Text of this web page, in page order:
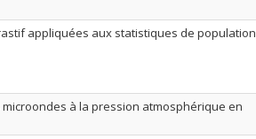
appliquées aux statistiques de population
à la pression atmosphérique en